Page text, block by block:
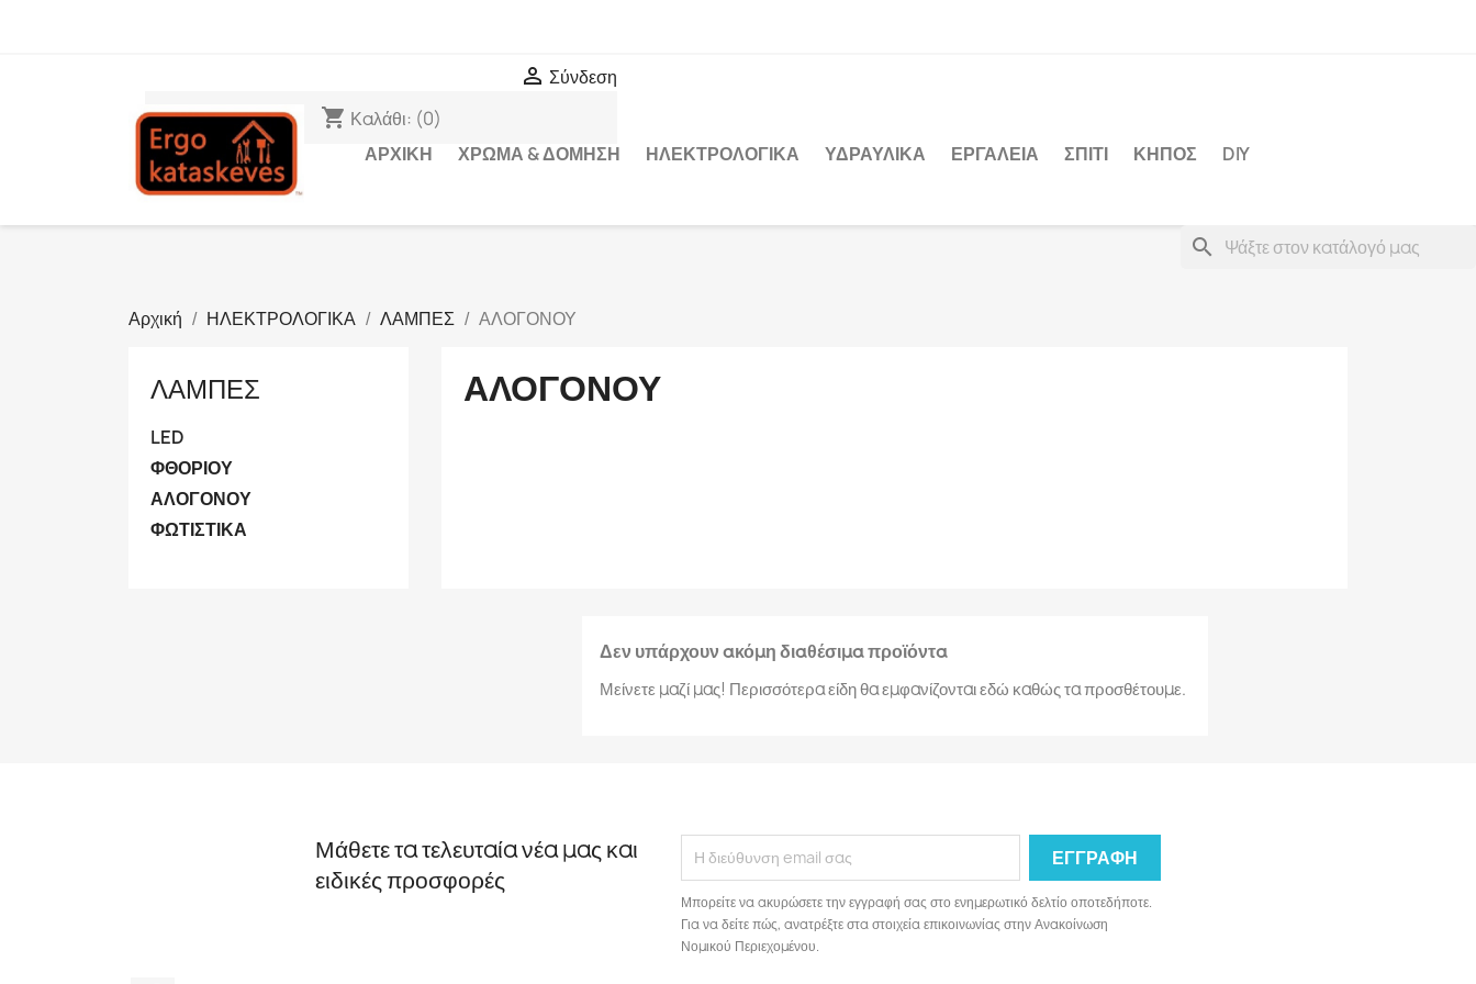
 Σύνδεση
shopping_cart Καλάθι: (0)
ΑΡΧΙΚΉ
ΧΡΩΜΑ & ΔΟΜΗΣΗ ΗΛΕΚΤΡΟΛΟΓΙΚΑ ΥΔΡΑΥΛΙΚΑ ΕΡΓΑΛΕΙΑ ΣΠΙΤΙ ΚΗΠΟΣ DIY
search
Αρχική ΗΛΕΚΤΡΟΛΟΓΙΚΑ ΛΑΜΠΕΣ ΑΛΟΓΟΝΟΥ
ΛΑΜΠΕΣ
LED
ΦΘΟΡΙΟΥ
ΑΛΟΓΟΝΟΥ
ΦΩΤΙΣΤΙΚΑ
ΑΛΟΓΟΝΟΥ
Δεν υπάρχουν ακόμη διαθέσιμα προϊόντα
Μείνετε μαζί μας! Περισσότερα είδη θα εμφανίζονται εδώ καθώς τα προσθέτουμε.
Μάθετε τα τελευταία νέα μας και
ειδικές προσφορές
Μπορείτε να ακυρώσετε την εγγραφή σας στο ενημερωτικό δελτίο οποτεδήποτε.
Για να δείτε πώς, ανατρέξτε στα στοιχεία επικοινωνίας στην Ανακοίνωση
Νομικού Περιεχομένου.